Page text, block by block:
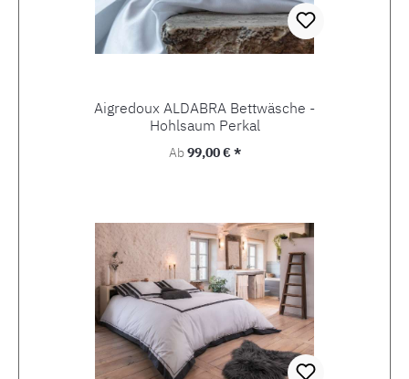
Aigredoux ALDABRA Bettwäsche -
Hohlsaum Perkal
Regulärer Preis:
Ab99,00 € *